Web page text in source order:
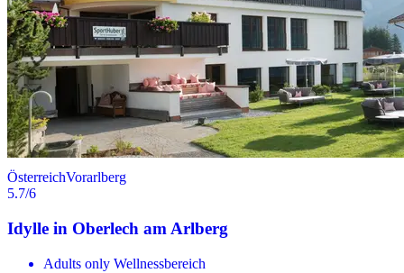
ÖsterreichVorarlberg
5.7/6
Idylle in Oberlech am Arlberg
Adults only Wellnessbereich